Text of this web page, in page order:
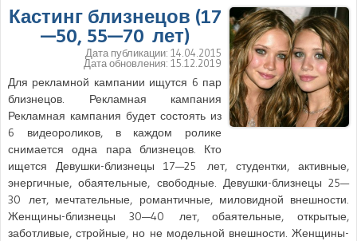
Кастинг близнецов (17
—50, 55—70 лет)
Дата публикации: 14.04.2015
Дата обновления: 15.12.2019
Для рекламной кампании ищутся 6 пар
близнецов. Рекламная кампания
Рекламная кампания будет состоять из
6 видеороликов, в каждом ролике
снимается одна пара близнецов. Кто
ищется Девушки-близнецы 17—25 лет, студентки, активные,
энергичные, обаятельные, свободные. Девушки-близнецы 25—
30 лет, мечтательные, романтичные, миловидной внешности.
Женщины-близнецы 30—40 лет, обаятельные, открытые,
заботливые, стройные, но не модельной внешности. Женщины-